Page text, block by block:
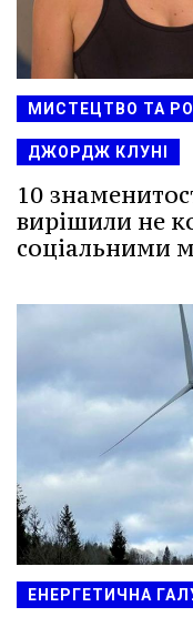
МИСТЕЦТВО ТА
ДЖОРДЖ КЛУНІ
10
вирішили не
соціальними
ЕНЕРГЕТИЧНА